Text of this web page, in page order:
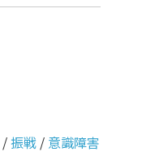
/振戦 / 意識障害